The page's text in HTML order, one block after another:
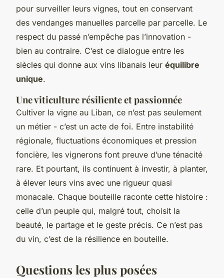
pour surveiller leurs vignes, tout en conservant
des vendanges manuelles parcelle par parcelle. Le
respect du passé n’empêche pas l’innovation -
bien au contraire. C’est ce dialogue entre les
siècles qui donne aux vins libanais leur équilibre
unique.
Une viticulture résiliente et passionnée
Cultiver la vigne au Liban, ce n’est pas seulement
un métier - c’est un acte de foi. Entre instabilité
régionale, fluctuations économiques et pression
foncière, les vignerons font preuve d’une ténacité
rare. Et pourtant, ils continuent à investir, à planter,
à élever leurs vins avec une rigueur quasi
monacale. Chaque bouteille raconte cette histoire :
celle d’un peuple qui, malgré tout, choisit la
beauté, le partage et le geste précis. Ce n’est pas
du vin, c’est de la résilience en bouteille.
Questions les plus posées